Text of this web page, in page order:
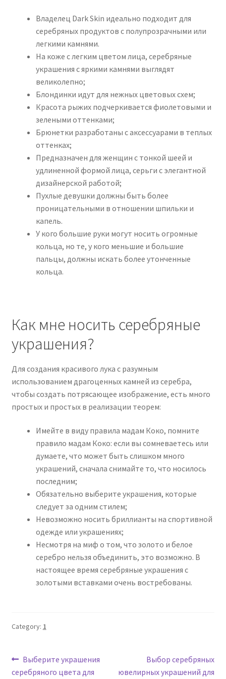
Владелец Dark Skin идеально подходит для
серебряных продуктов с полупрозрачными или
легкими камнями.
На коже с легким цветом лица, серебряные
украшения с яркими камнями выглядят
великолепно;
Блондинки идут для нежных цветовых схем;
Красота рыжих подчеркивается фиолетовыми и
зелеными оттенками;
Брюнетки разработаны с аксессуарами в теплых
оттенках;
Предназначен для женщин с тонкой шеей и
удлиненной формой лица, серьги с элегантной
дизайнерской работой;
Пухлые девушки должны быть более
проницательными в отношении шпильки и
капель.
У кого большие руки могут носить огромные
кольца, но те, у кого меньшие и большие
пальцы, должны искать более утонченные
кольца.
Как мне носить серебряные
украшения?
Для создания красивого лука с разумным
использованием драгоценных камней из серебра,
чтобы создать потрясающее изображение, есть много
простых и простых в реализации теорем:
Имейте в виду правила мадам Коко, помните
правило мадам Коко: если вы сомневаетесь или
думаете, что может быть слишком много
украшений, сначала снимайте то, что носилось
последним;
Обязательно выберите украшения, которые
следует за одним стилем;
Невозможно носить бриллианты на спортивной
одежде или украшениях;
Несмотря на миф о том, что золото и белое
серебро нельзя объединить, это возможно. В
настоящее время серебряные украшения с
золотыми вставками очень востребованы.
Category: 1
Post
Previous
post:
Выберите украшения
серебряного цвета для
Next
post:
Выбор серебряных
ювелирных украшений для